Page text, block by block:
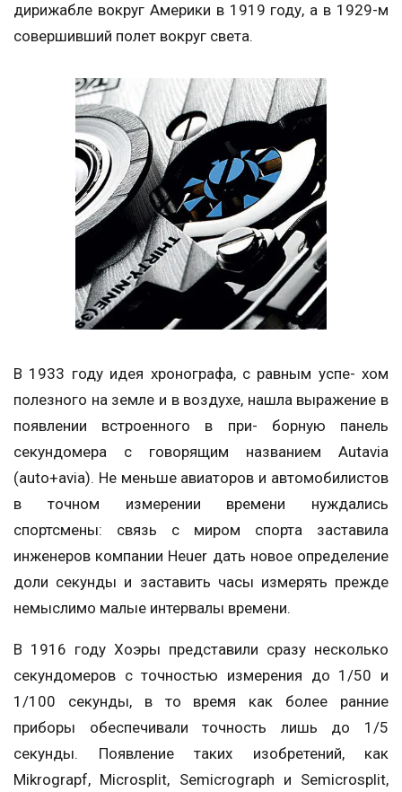
дирижабле вокруг Америки в 1919 году, а в 1929-м
совершивший полет вокруг света.
В 1933 году идея хронографа, с равным успе- хом
полезного на земле и в воздухе, нашла выражение в
появлении встроенного в при- борную панель
секундомера с говорящим названием Autavia
(auto+avia). Не меньше авиаторов и автомобилистов
в точном измерении времени нуждались
спортсмены: связь с миром спорта заставила
инженеров компании Heuer дать новое определение
доли секунды и заставить часы измерять прежде
немыслимо малые интервалы времени.
В 1916 году Хоэры представили сразу несколько
секундомеров с точностью измерения до 1/50 и
1/100 секунды, в то время как более ранние
приборы обеспечивали точность лишь до 1/5
секунды. Появление таких изобретений, как
Mikrograpf, Microsplit, Semicrograph и Semicrosplit,